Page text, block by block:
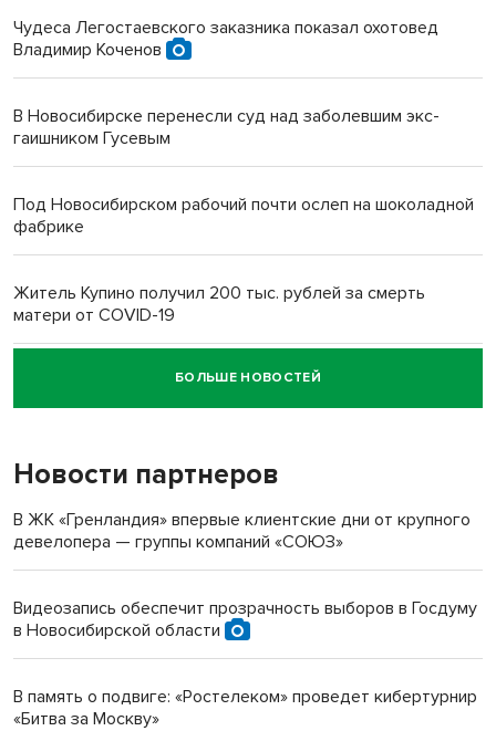
Чудеса Легостаевского заказника показал охотовед
Владимир Коченов
В Новосибирске перенесли суд над заболевшим экс-
гаишником Гусевым
Под Новосибирском рабочий почти ослеп на шоколадной
фабрике
Житель Купино получил 200 тыс. рублей за смерть
матери от COVID-19
Новосибирский суд наказал водителя за смерть
пенсионерки на вокзале
БОЛЬШЕ НОВОСТЕЙ
Новости партнеров
В ЖК «Гренландия» впервые клиентские дни от крупного
девелопера — группы компаний «СОЮЗ»
Видеозапись обеспечит прозрачность выборов в Госдуму
в Новосибирской области
В память о подвиге: «Ростелеком» проведет кибертурнир
«Битва за Москву»